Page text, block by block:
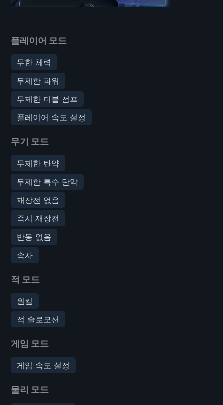
플레이어 모드
무한 체력
무제한 파워
무제한 더블 점프
플레이어 속도 설정
무기 모드
무제한 탄약
무제한 특수 탄약
재장전 없음
즉시 재장전
반동 없음
속사
적 모드
원킬
적 슬로모션
게임 모드
게임 속도 설정
물리 모드